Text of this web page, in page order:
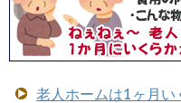
老人ホームは1ヶ月